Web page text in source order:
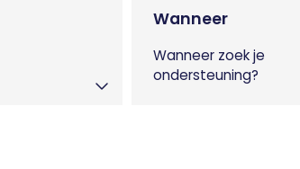
Wanneer
Wanneer zoek je
ondersteuning?